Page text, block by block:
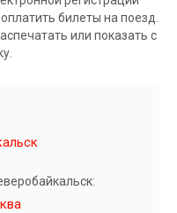
билеты на поезд.
или показать с